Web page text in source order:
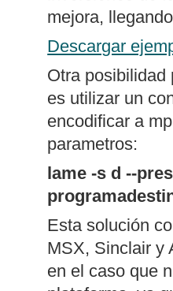
menú al estilo
Mapa
mejora,
Descargar
Otra posibilidad
es utilizar un
encodificar a
parametros:
lame -s d --
Esta solución
MSX, Sinclair y
en el caso que